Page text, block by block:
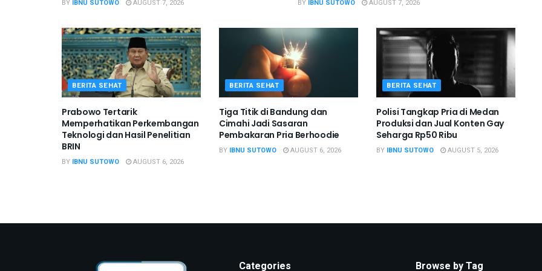
BY IBNU SUTOWO AUGUST 7, 2026 BY IBNU SUTOWO AUGUST 7, 2026
BERITA SEHAT
Prabowo Tertarik
Memperhatikan Perkembangan
Teknologi dan Hasil Penelitian
BRIN
BY IBNU SUTOWO AUGUST 6, 2026
BERITA SEHAT
Tiga Titik di Bandung dan
Cimahi Jadi Sasaran
Pembakaran Pria Berhoodie
BY IBNU SUTOWO AUGUST 6, 2026
BERITA SEHAT
Polisi Tangkap Pria di Medan
Produksi dan Jual Konten Gay
Seharga Rp50 Ribu
BY IBNU SUTOWO AUGUST 5, 2026
Categories Browse by Tag